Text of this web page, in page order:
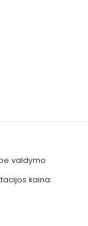
be valdymo
kaina: